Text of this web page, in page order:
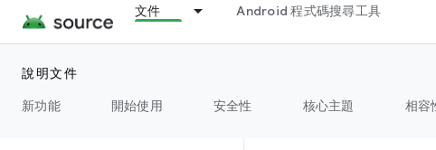
文件 Android 程式碼搜尋工具
說明文件
新功能
開始使用 安全性 核心主題 相容